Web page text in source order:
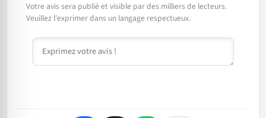
Votre avis sera publié et visible par des milliers de lecteurs.
Veuillez l'exprimer dans un langage respectueux.
Commentaire